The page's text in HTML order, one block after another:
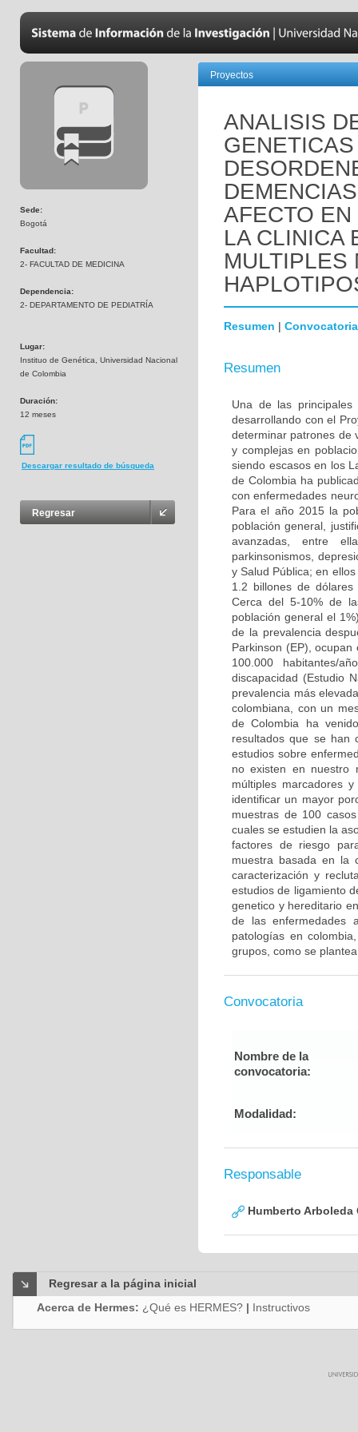
Sede:
Bogotá
Facultad:
2- FACULTAD DE MEDICINA
Dependencia:
2- DEPARTAMENTO DE PEDIATRÍA
Lugar:
Instituo de Genética, Universidad Nacional
de Colombia
Duración:
12 meses
Descargar resultado de búsqueda
Regresar
Proyectos
ANALISIS
AFECTO
LA CLINICA
MULTIPLES
Resumen | Convocatoria
Resumen
Una de las
desarrollando con el
determinar patrones de
y complejas en
siendo escasos en los
de Colombia ha
con enfermedades
Para el año 2015 la
población general,
avanzadas, entre
parkinsonismos,
y Salud Pública; en
1.2 billones de
Cerca del 5-10% de
población general el
de la prevalencia
Parkinson (EP),
100.000 habitantes/
discapacidad (Estudio
prevalencia más
colombiana, con un
de Colombia ha
resultados que se han
estudios sobre
no existen en nuestro
múltiples marcadores
identificar un mayor
muestras de 100
cuales se estudien la
factores de riesgo
muestra basada en la
caracterización y
estudios de ligamiento
genetico y hereditario
de las enfermedades
patologías en
grupos, como se
Convocatoria
Nombre de la
convocatoria:
Modalidad:
Responsable
Humberto Arboleda
Regresar a la página inicial
Acerca de Hermes: ¿Qué es HERMES? | Instructivos